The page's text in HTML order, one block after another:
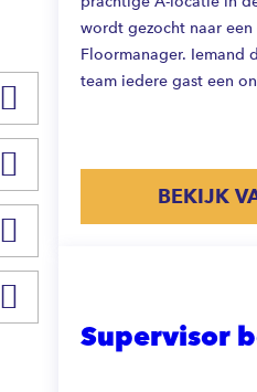
wordt gezocht naar een
Floormanager. Iemand
team iedere gast een
BEKIJK
Supervisor